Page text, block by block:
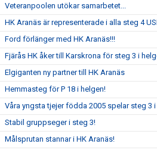
Veteranpoolen utökar samarbetet...
HK Aranäs är representerade i alla steg 4
Ford förlänger med HK Aranäs!!!
Fjärås HK åker till Karskrona för steg 3 i
Elgiganten ny partner till HK Aranäs
Hemmasteg för P 18 i helgen!
Våra yngsta tjejer födda 2005 spelar steg 3 i
Stabil gruppseger i steg 3!
Målsprutan stannar i HK Aranäs!